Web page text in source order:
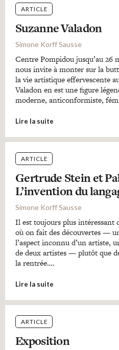
ARTICLE
Suzanne Valadon
Simone Korff Sausse
Centre Pompidou jusqu’au 26
nous invite à monter sur la
la vie artistique effervescente
Valadon en est une figure
moderne, anticonformiste,
Lire la suite
ARTICLE
Gertrude Stein et
L’invention du
Simone Korff Sausse
Il est toujours plus intéressant
où on fait des découvertes —
l’aspect inconnu d’un artiste,
de deux artistes — plutôt que
la rentrée….
Lire la suite
ARTICLE
Exposition